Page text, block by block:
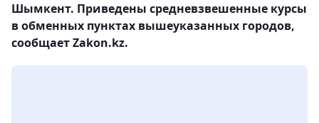
Шымкент. Приведены средневзвешенные курсы
в обменных пунктах вышеуказанных городов,
сообщает Zakon.kz.